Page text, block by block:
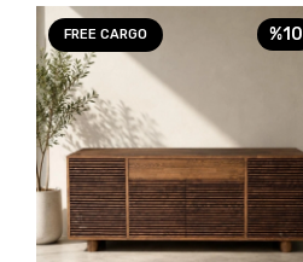
FREE CARGO %10